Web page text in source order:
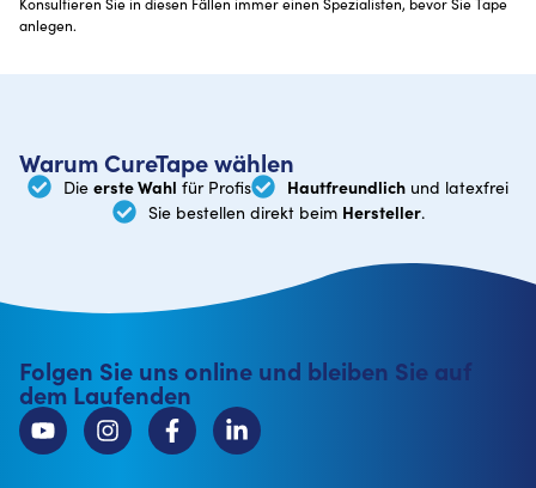
anlegen.
Warum CureTape wählen
Die erste Wahl für Profis Hautfreundlich und latexfrei
Sie bestellen direkt beim Hersteller.
Folgen Sie uns online und bleiben Sie auf
dem Laufenden